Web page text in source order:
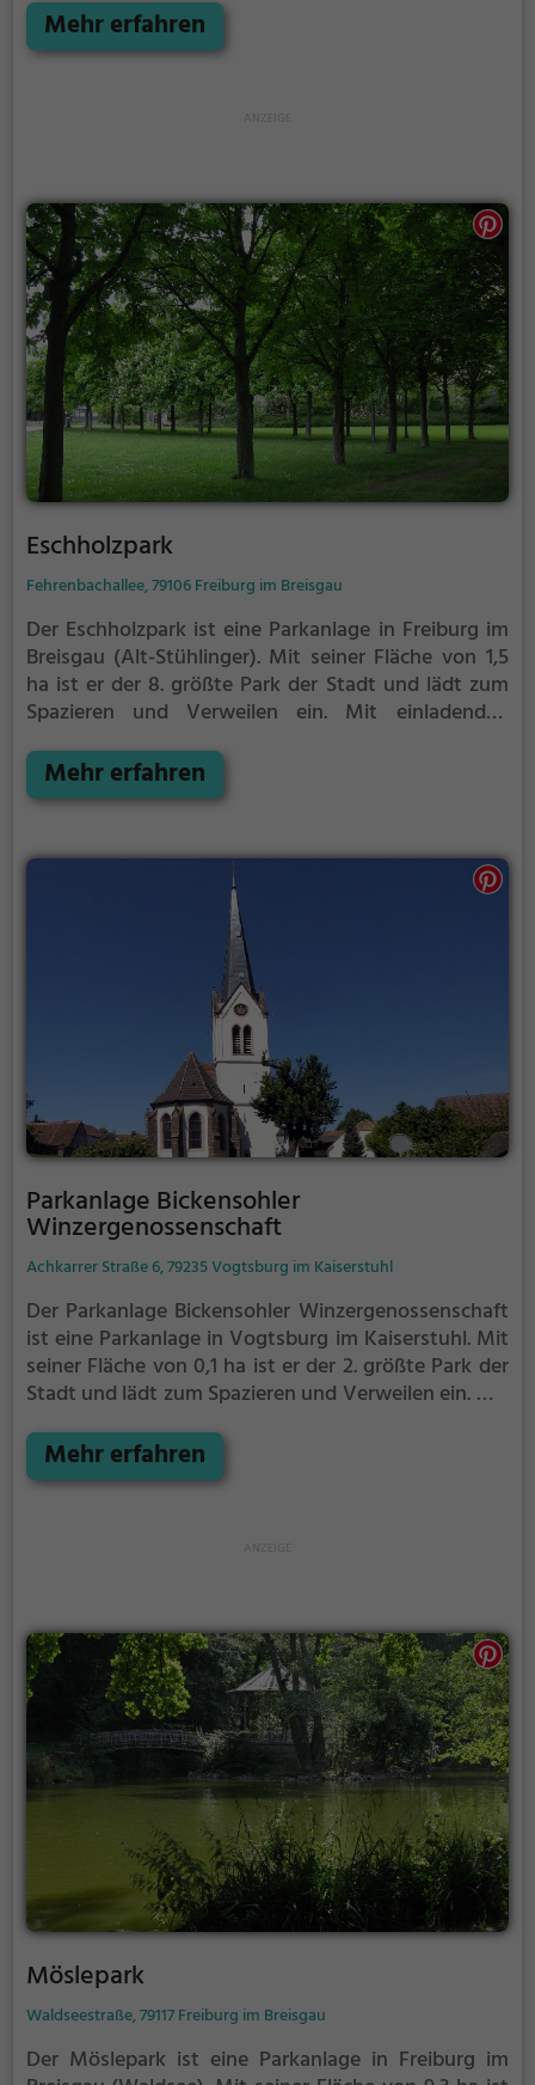
bietet der Queen-Auguste-Victoria-Park zahlreiche
Möglichkeiten zur Entspannung.
Mehr erfahren
Eschholzpark
Fehrenbachallee, 79106 Freiburg im Breisgau
Der Eschholzpark ist eine Parkanlage in Freiburg im
Breisgau (Alt-Stühlinger). Mit seiner Fläche von 1,5
ha ist er der 8. größte Park der Stadt und lädt zum
Spazieren und Verweilen ein. Mit einladenden
Eschholzpark zahlreiche Möglichkeiten zur
Entspannung.
Mehr erfahren
Parkanlage Bickensohler
Winzergenossenschaft
Achkarrer Straße 6, 79235 Vogtsburg im Kaiserstuhl
Der Parkanlage Bickensohler Winzergenossenschaft
ist eine Parkanlage in Vogtsburg im Kaiserstuhl. Mit
seiner Fläche von 0,1 ha ist er der 2. größte Park der
Stadt und lädt zum Spazieren und Verweilen ein. Mit
bietet der Parkanlage Bickensohler
Winzergenossenschaft zahlreiche Möglichkeiten zur
Mehr erfahren
Möslepark
Waldseestraße, 79117 Freiburg im Breisgau
Der Möslepark ist eine Parkanlage in Freiburg im